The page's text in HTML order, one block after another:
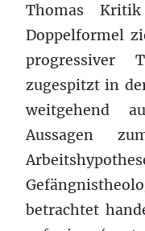
Thomas
Doppelformel
progressiver
zugespitzt in
weitgehend
Aussagen
betrachtet